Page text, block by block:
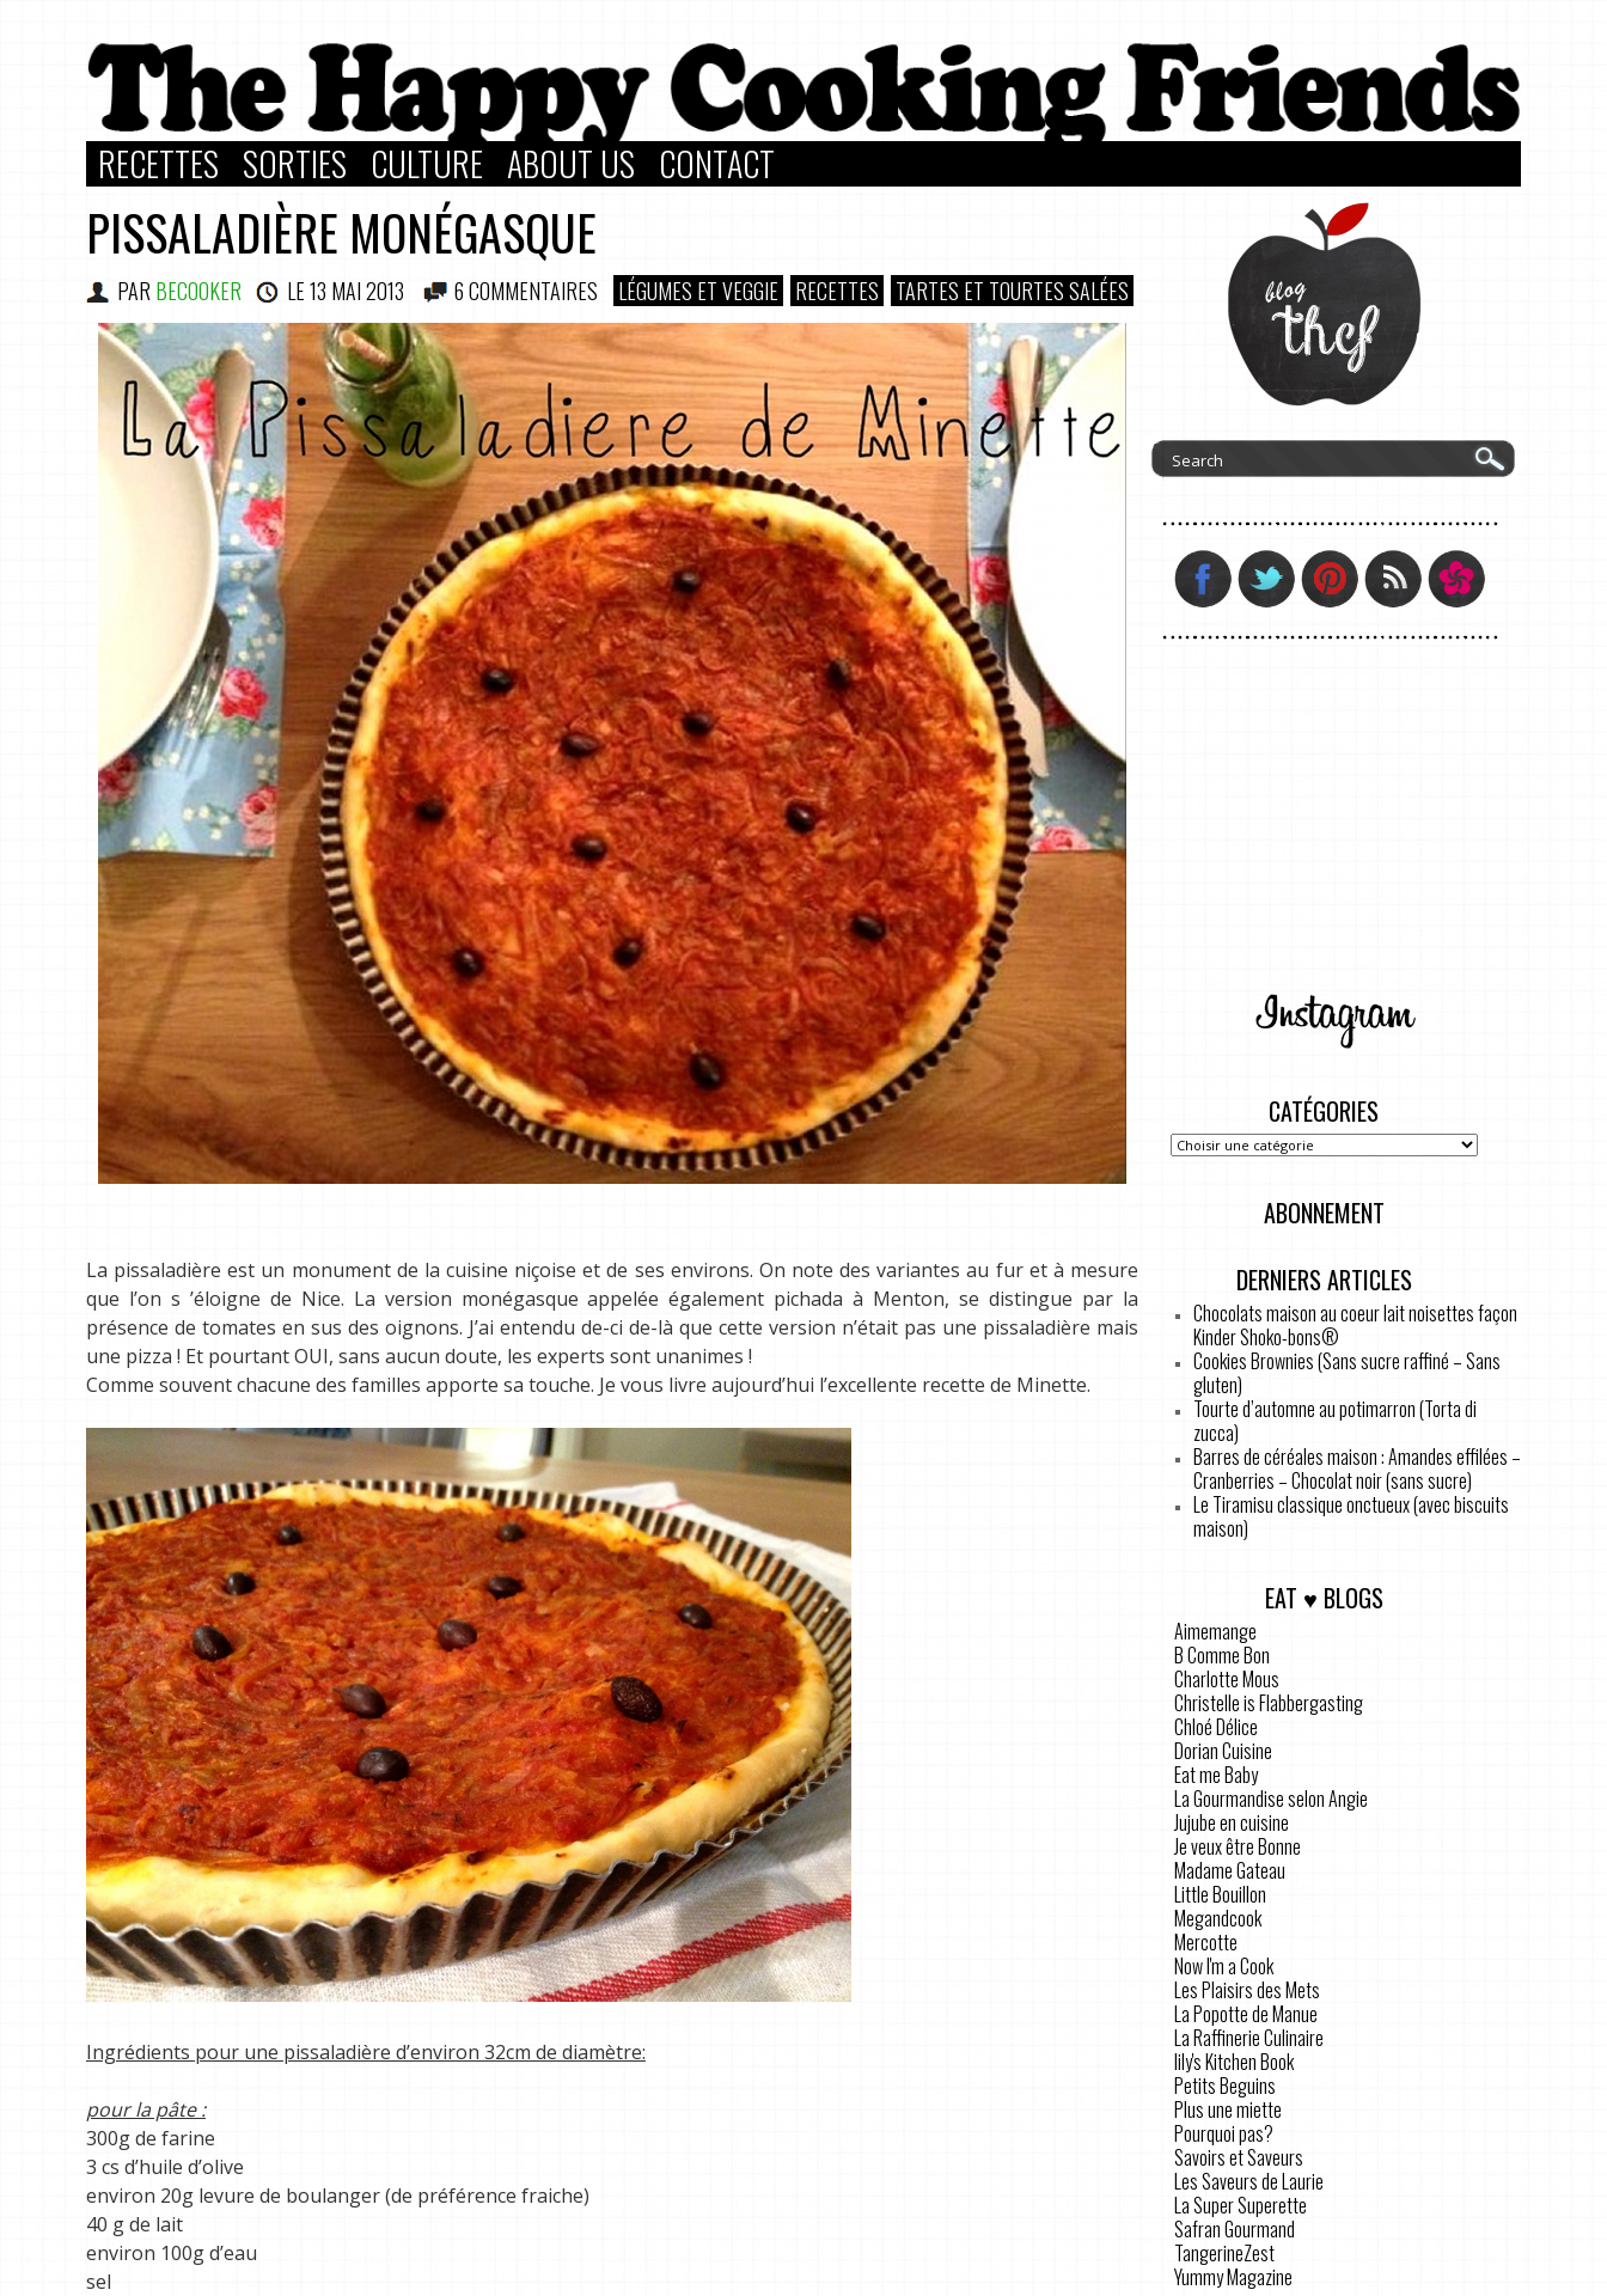
RECETTES SORTIES CULTURE ABOUT US CONTACT
PISSALADIÈRE MONÉGASQUE
PAR BECOOKER LE13 MAI 2013 6 COMMENTAIRES LÉGUMES ET VEGGIE RECETTES TARTES ET TOURTES SALÉES
La pissaladière est un monument de la cuisine niçoise et de ses environs. On note des variantes au fur et à mesure
que l’on s ’éloigne de Nice. La version monégasque appelée également pichada à Menton, se distingue par la
présence de tomates en sus des oignons. J’ai entendu de-ci de-là que cette version n’était pas une pissaladière mais
une pizza ! Et pourtant OUI, sans aucun doute, les experts sont unanimes !
Comme souvent chacune des familles apporte sa touche. Je vous livre aujourd’hui l’excellente recette de Minette.
Ingrédients pour une pissaladière d’environ 32cm de diamètre:
pour la pâte :
300g de farine
3 cs d’huile d’olive
environ 20g levure de boulanger (de préférence fraiche)
40 g de lait
environ 100g d’eau
sel
CATÉGORIES
ABONNEMENT
DERNIERS ARTICLES
Chocolats maison au coeur lait noisettes façon
Kinder Shoko-bons®
Cookies Brownies (Sans sucre raffiné – Sans
gluten)
Tourte d’automne au potimarron (Torta di
zucca)
Barres de céréales maison : Amandes effilées –
Cranberries – Chocolat noir (sans sucre)
Le Tiramisu classique onctueux (avec biscuits
maison)
EAT ♥ BLOGS
Aimemange
B Comme Bon
Charlotte Mous
Christelle is Flabbergasting
Chloé Délice
Dorian Cuisine
Eat me Baby
La Gourmandise selon Angie
Jujube en cuisine
Je veux être Bonne
Madame Gateau
Little Bouillon
Megandcook
Mercotte
Now I'm a Cook
Les Plaisirs des Mets
La Popotte de Manue
La Raffinerie Culinaire
lily's Kitchen Book
Petits Beguins
Plus une miette
Pourquoi pas?
Savoirs et Saveurs
Les Saveurs de Laurie
La Super Superette
Safran Gourmand
TangerineZest
Yummy Magazine